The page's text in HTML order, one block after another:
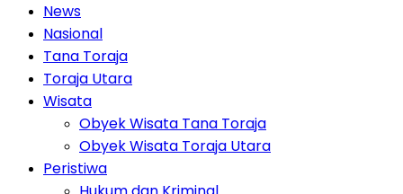
News
Nasional
Tana Toraja
Toraja Utara
Wisata
Obyek Wisata Tana Toraja
Obyek Wisata Toraja Utara
Peristiwa